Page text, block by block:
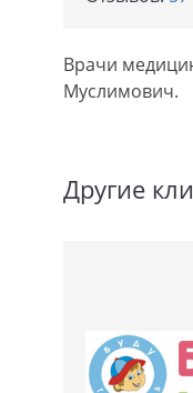
Врачи
Муслимович.
Другие